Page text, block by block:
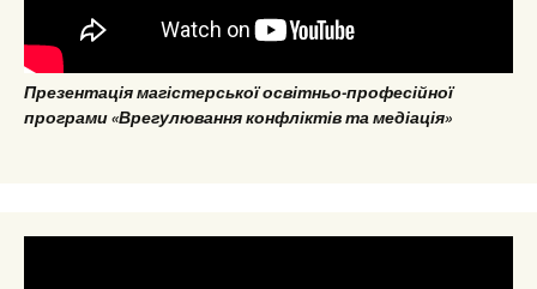
Презентація магістерської освітньо-професійної
програми «Врегулювання конфліктів та медіація»